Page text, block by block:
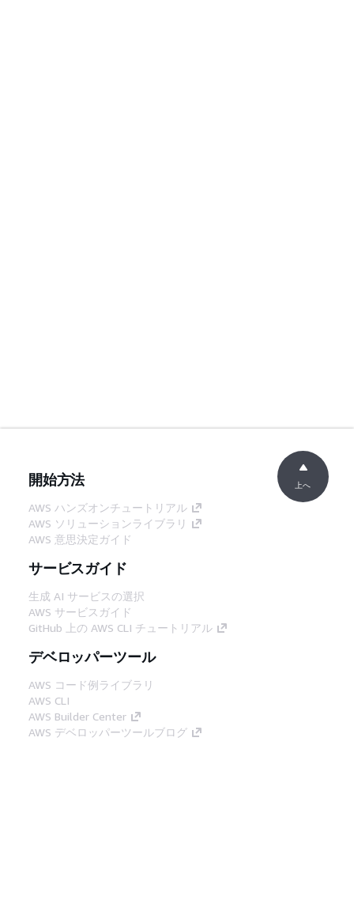
開始方法
AWS ハンズオンチュートリアル
AWS ソリューションライブラリ
AWS 意思決定ガイド
サービスガイド
生成 AI サービスの選択
AWS サービスガイド
GitHub 上の AWS CLI チュートリアル
デベロッパーツール
AWS コード例ライブラリ
AWS CLI
AWS Builder Center
AWS デベロッパーツールブログ
上へ